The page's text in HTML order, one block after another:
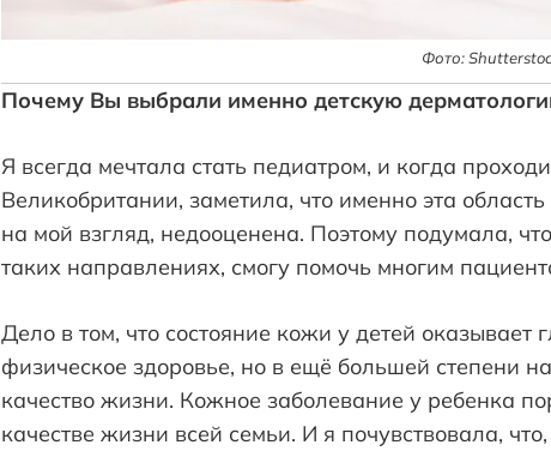
Фото:
Почему Вы выбрали именно детскую
Я всегда мечтала стать педиатром, и когда
Великобритании, заметила, что именно эта
на мой взгляд, недооценена. Поэтому подумала,
таких направлениях, смогу помочь многим
Дело в том, что состояние кожи у детей оказывает
физическое здоровье, но в ещё большей степени
качество жизни. Кожное заболевание у ребенка
качестве жизни всей семьи. И я почувствовала,